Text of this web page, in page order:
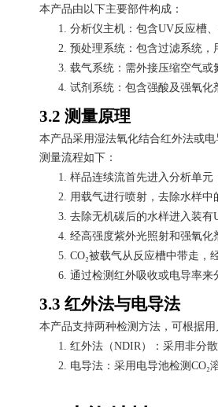
本产品由以下主要部件构成：
1. 分析仪主机：包含UV反应槽
2. 预处理系统：包含过滤系统，
3. 载气系统：需外接压缩空气或
4. 试剂系统：包含强酸及强氧化
3.2 测量原理
本产品采用湿法氧化结合红外法或
测量流程如下：
1. 样品连续流首先进入分析单元
2.
用载气进行喷射，去除水样中
3. 去除无机碳后的水样进入装有
4. 经高强度紫外光照射和强氧
5. CO₂被载气从反应槽中带走
6. 通过检测红外吸收或电导率来
3.3 红外法与电导法
本产品支持两种检测方法，可根据用
1. 红外法（NDIR）：采用非分
2. 电导法：采用电导池检测 CO₂